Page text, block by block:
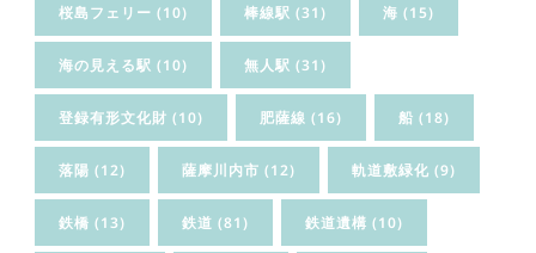
桜島フェリー (10) 棒線駅 (31) 海 (15)
海の見える駅 (10) 無人駅 (31)
登録有形文化財 (10) 肥薩線 (16) 船 (18)
落陽 (12) 薩摩川内市 (12) 軌道敷緑化 (9)
鉄橋 (13) 鉄道 (81) 鉄道遺構 (10)